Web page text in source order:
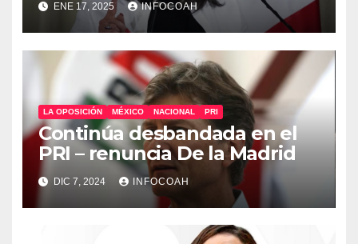
ENE 17, 2025 INFOCOAH
LA OPOSICIÓN MÉXICO NACIONAL PRI
Continúa desbandada en el
PRI – renuncia De la Madrid
DIC 7, 2024 INFOCOAH